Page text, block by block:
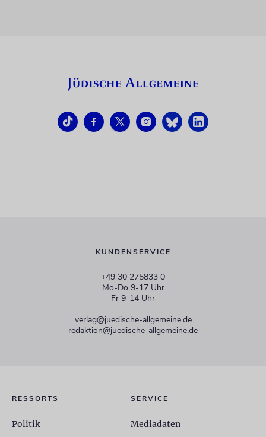
KUNDENSERVICE
+49 30 275833 0
Mo-Do 9-17 Uhr
Fr 9-14 Uhr
verlag@juedische-allgemeine.de
redaktion@juedische-allgemeine.de
RESSORTS
Politik
SERVICE
Mediadaten